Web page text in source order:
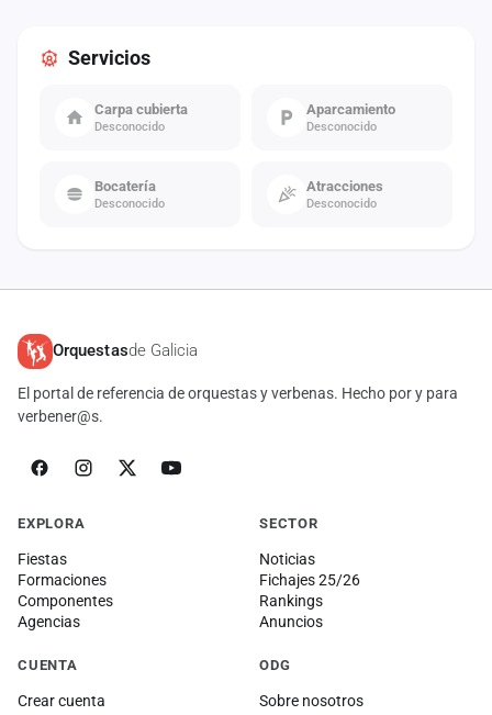
Servicios
Carpa cubierta
Desconocido
Aparcamiento
Desconocido
Bocatería
Desconocido
Atracciones
Desconocido
Orquestasde Galicia
El portal de referencia de orquestas y verbenas. Hecho por y para
verbener@s.
EXPLORA
Fiestas
Formaciones
Componentes
Agencias
SECTOR
Noticias
Fichajes 25/26
Rankings
Anuncios
CUENTA
Crear cuenta
ODG
Sobre nosotros